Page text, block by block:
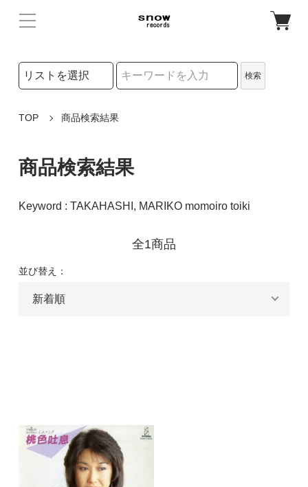
検索リストの選択
検索
TOP 商品検索結果
商品検索結果
Keyword : TAKAHASHI, MARIKO momoiro toiki
全1商品
並び替え：